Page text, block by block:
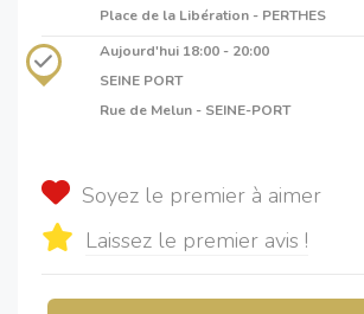
Place de la Libération - PERTHES
Aujourd'hui 18:00 - 20:00
SEINE PORT
Rue de Melun - SEINE-PORT
Soyez le premier à aimer
Laissez le premier avis !